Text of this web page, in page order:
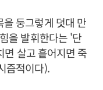
둥그렇게 덧대 만
을 발휘한다는 '단
살고 흩어지면 죽
즘적이다).